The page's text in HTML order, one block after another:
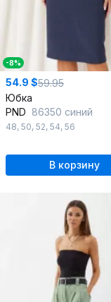
-8%
54.9 $59.95
Юбка
PND 86350 синий
48, 50, 52, 54, 56
В корзину